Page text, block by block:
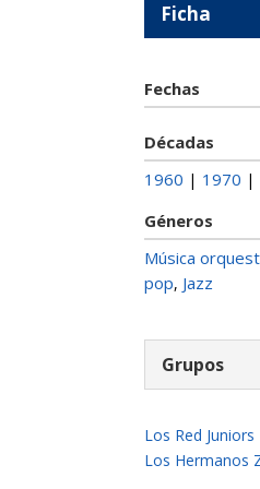
Ficha
Fechas
Décadas
1960 | 1970 |
Géneros
Música
pop, Jazz
Grupos
Los Red Juniors
Los Hermanos